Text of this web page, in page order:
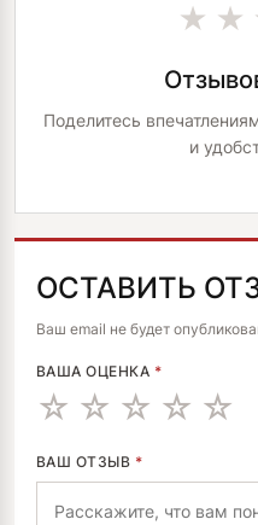
Поделитесь
и
ОСТАВИТЬ
Ваш email не будет
ВАША ОЦЕНКА *
ВАШ ОТЗЫВ *
ALTERNATIVE: